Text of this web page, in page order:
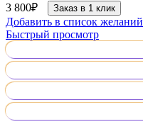
3 800₽ Заказ в 1 клик
Добавить в список желаний
Быстрый просмотр